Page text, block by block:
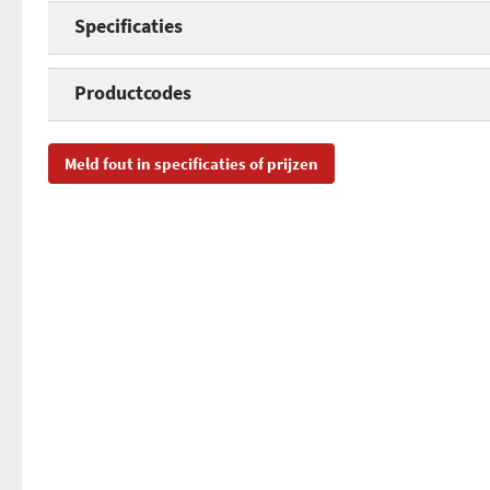
Specificaties
Notebook afmeting
Materiaal
Productcodes
SKU
Meld fout in specificaties of prijzen